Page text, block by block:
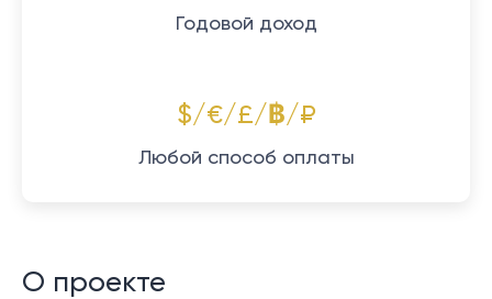
Годовой доход
$/€/£/฿/₽
Любой способ оплаты
О проекте